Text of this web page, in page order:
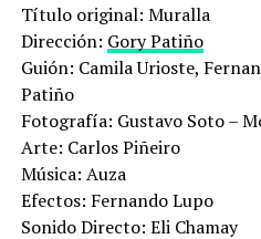
Título original: Muralla
Dirección: Gory Patiño
Guión: Camila Urioste,
Patiño
Fotografía: Gustavo Soto –
Arte: Carlos Piñeiro
Música: Auza
Efectos: Fernando Lupo
Sonido Directo: Eli Chamay